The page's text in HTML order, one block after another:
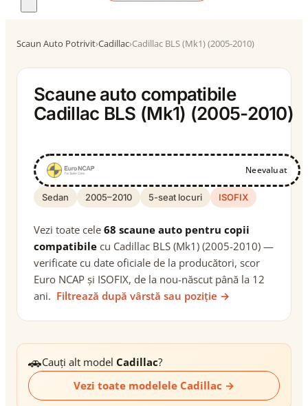
Scaun Auto Potrivit›Cadillac›Cadillac BLS (Mk1) (2005-2010)
Scaune auto compatibile
Cadillac BLS (Mk1) (2005-2010)
Neevaluat
Sedan 2005–2010 5-seat locuri ISOFIX
Vezi toate cele 68 scaune auto pentru copii
compatibile cu Cadillac BLS (Mk1) (2005-2010) —
verificate cu date oficiale de la producători, scor
Euro NCAP și ISOFIX, de la nou-născut până la 12
ani. Filtrează după vârstă sau poziție →
🚗Cauți alt model Cadillac?
Vezi toate modelele Cadillac →